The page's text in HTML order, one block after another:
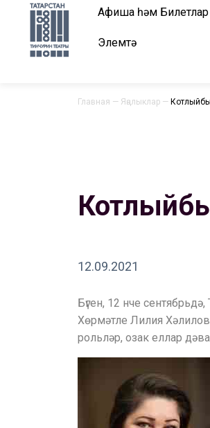
Афиша һәм Билетлар
Элемтә
Главная — Яңалыклар —
12.09.2021
Бүген, 12 нче
Хөрмәтле Лилия
рольләр, озак еллар